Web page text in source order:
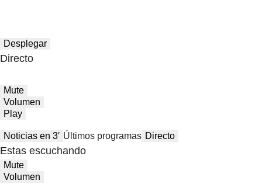
Desplegar
Directo
Mute
Volumen
Play
Noticias en 3′ Últimos programas Directo
Estas escuchando
Mute
Volumen